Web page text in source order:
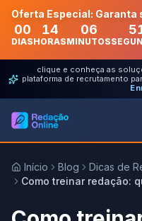
Oferta Especial: Garanta
00
DIAS
14
HORAS
06
MINUTOS
clique e conheça as
plataforma de recrutamento
Início Blog
Dicas de
Como treinar redação: